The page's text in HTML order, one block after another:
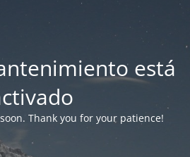
está
Thank you for your patience!